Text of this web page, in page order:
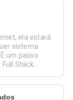
ela estará
sistema
um passo
Stack.